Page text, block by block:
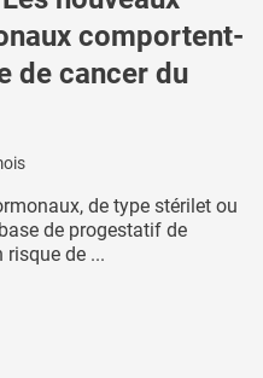
comportent-
de cancer du
de type stérilet ou
de progestatif de
risque de ...